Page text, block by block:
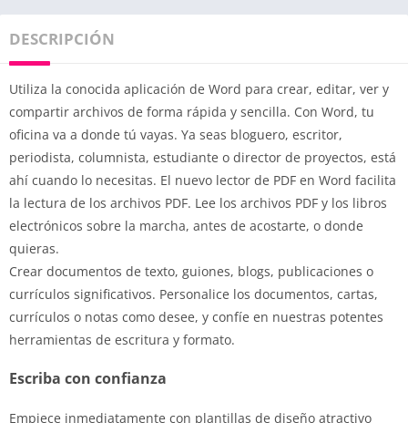
DESCRIPCIÓN
Utiliza la conocida aplicación de Word para crear, editar, ver y
compartir archivos de forma rápida y sencilla. Con Word, tu
oficina va a donde tú vayas. Ya seas bloguero, escritor,
periodista, columnista, estudiante o director de proyectos, está
ahí cuando lo necesitas. El nuevo lector de PDF en Word facilita
la lectura de los archivos PDF. Lee los archivos PDF y los libros
electrónicos sobre la marcha, antes de acostarte, o donde
quieras.
Crear documentos de texto, guiones, blogs, publicaciones o
currículos significativos. Personalice los documentos, cartas,
currículos o notas como desee, y confíe en nuestras potentes
herramientas de escritura y formato.
Escriba con confianza
Empiece inmediatamente con plantillas de diseño atractivo